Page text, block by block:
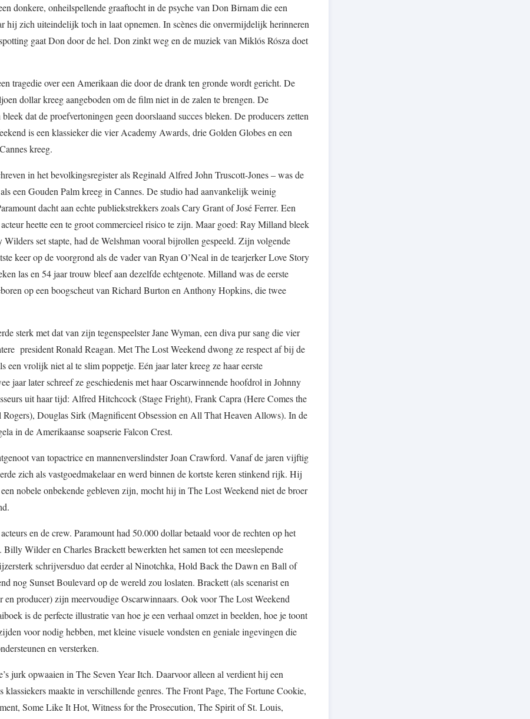
donkere, onheilspellende graaftocht in de psyche van Don Birnam die een
zich uiteindelijk toch in laat opnemen. In scènes die onvermijdelijk herinneren
gaat Don door de hel. Don zinkt weg en de muziek van Miklós Rósza doet
tragedie over een Amerikaan die door de drank ten gronde wordt gericht. De
dollar kreeg aangeboden om de film niet in de zalen te brengen. De
dat de proefvertoningen geen doorslaand succes bleken. De producers zetten
is een klassieker die vier Academy Awards, drie Golden Globes en een
kreeg.
in het bevolkingsregister als Reginald Alfred John Truscott-Jones – was de
een Gouden Palm kreeg in Cannes. De studio had aanvankelijk weinig
dacht aan echte publiekstrekkers zoals Cary Grant of José Ferrer. Een
heette een te groot commercieel risico te zijn. Maar goed: Ray Milland bleek
set stapte, had de Welshman vooral bijrollen gespeeld. Zijn volgende
keer op de voorgrond als de vader van Ryan O’Neal in de tearjerker Love Story
las en 54 jaar trouw bleef aan dezelfde echtgenote. Milland was de eerste
op een boogscheut van Richard Burton en Anthony Hopkins, die twee
sterk met dat van zijn tegenspeelster Jane Wyman, een diva pur sang die vier
president Ronald Reagan. Met The Lost Weekend dwong ze respect af bij de
een vrolijk niet al te slim poppetje. Eén jaar later kreeg ze haar eerste
jaar later schreef ze geschiedenis met haar Oscarwinnende hoofdrol in Johnny
uit haar tijd: Alfred Hitchcock (Stage Fright), Frank Capra (Here Comes the
Douglas Sirk (Magnificent Obsession en All That Heaven Allows). In de
in de Amerikaanse soapserie Falcon Crest.
van topactrice en mannenverslindster Joan Crawford. Vanaf de jaren vijftig
zich als vastgoedmakelaar en werd binnen de kortste keren stinkend rijk. Hij
nobele onbekende gebleven zijn, mocht hij in The Lost Weekend niet de broer
en de crew. Paramount had 50.000 dollar betaald voor de rechten op het
Wilder en Charles Brackett bewerkten het samen tot een meeslepende
schrijversduo dat eerder al Ninotchka, Hold Back the Dawn en Ball of
nog Sunset Boulevard op de wereld zou loslaten. Brackett (als scenarist en
en producer) zijn meervoudige Oscarwinnaars. Ook voor The Lost Weekend
is de perfecte illustratie van hoe je een verhaal omzet in beelden, hoe je toont
voor nodig hebben, met kleine visuele vondsten en geniale ingevingen die
en versterken.
jurk opwaaien in The Seven Year Itch. Daarvoor alleen al verdient hij een
klassiekers maakte in verschillende genres. The Front Page, The Fortune Cookie,
Some Like It Hot, Witness for the Prosecution, The Spirit of St. Louis,